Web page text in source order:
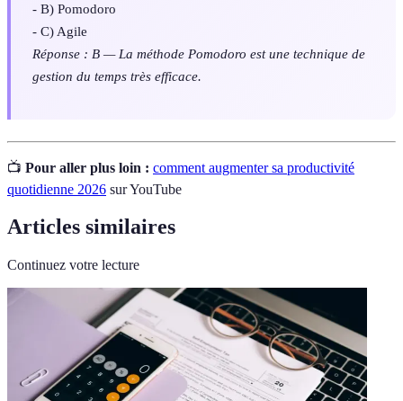
- B) Pomodoro
- C) Agile
Réponse : B — La méthode Pomodoro est une technique de
gestion du temps très efficace.
📺 Pour aller plus loin : comment augmenter sa productivité
quotidienne 2026 sur YouTube
Articles similaires
Continuez votre lecture